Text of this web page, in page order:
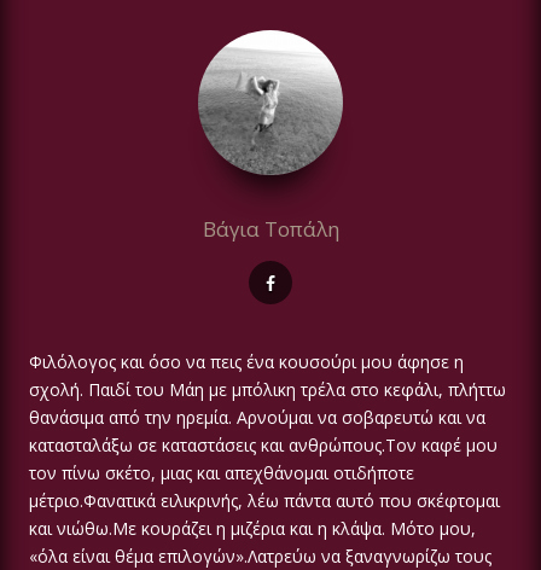
Βάγια Τοπάλη
Φιλόλογος και όσο να πεις ένα κουσούρι μου άφησε η
σχολή. Παιδί του Μάη με μπόλικη τρέλα στο κεφάλι, πλήττω
θανάσιμα από την ηρεμία. Αρνούμαι να σοβαρευτώ και να
κατασταλάξω σε καταστάσεις και ανθρώπους.Τον καφέ μου
τον πίνω σκέτο, μιας και απεχθάνομαι οτιδήποτε
μέτριο.Φανατικά ειλικρινής, λέω πάντα αυτό που σκέφτομαι
και νιώθω.Με κουράζει η μιζέρια και η κλάψα. Μότο μου,
«όλα είναι θέμα επιλογών».Λατρεύω να ξαναγνωρίζω τους